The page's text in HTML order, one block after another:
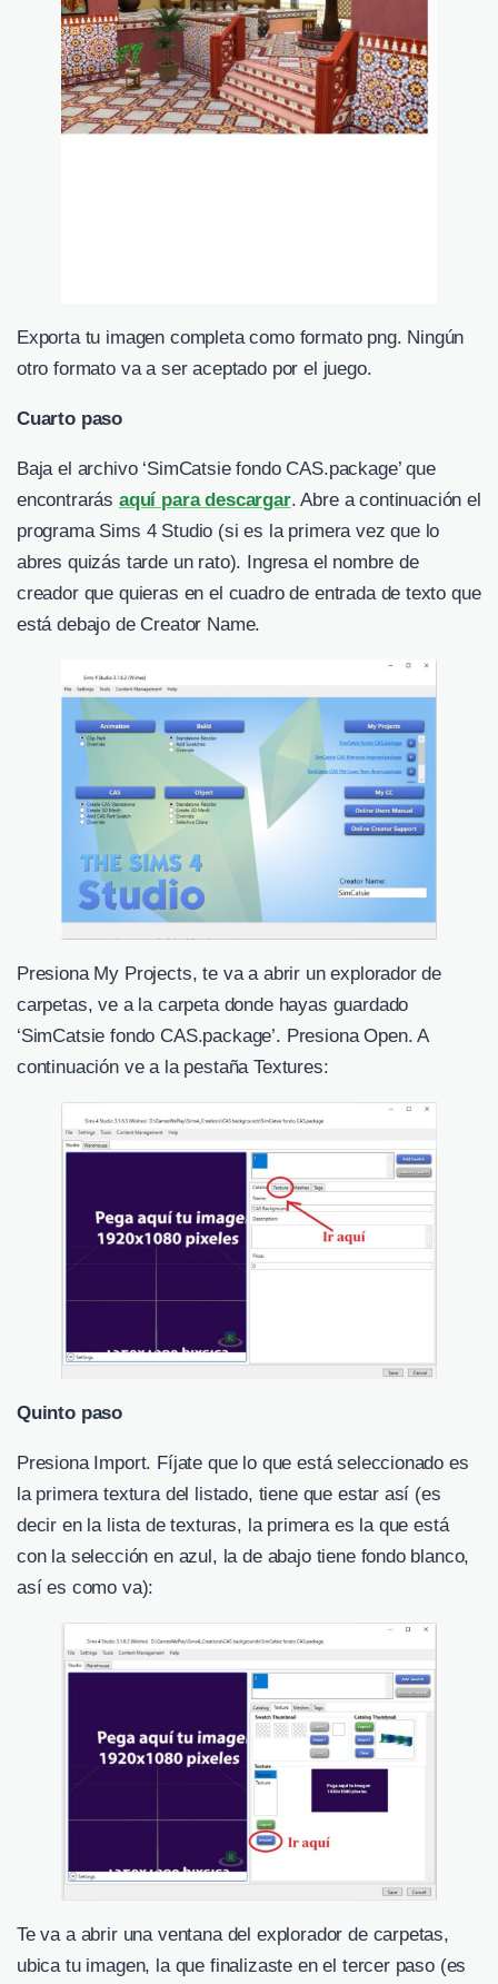
Exporta tu imagen completa como formato png. Ningún
otro formato va a ser aceptado por el juego.
Cuarto paso
Baja el archivo ‘SimCatsie fondo CAS.package’ que
encontrarás aquí para descargar. Abre a continuación el
programa Sims 4 Studio (si es la primera vez que lo
abres quizás tarde un rato). Ingresa el nombre de
creador que quieras en el cuadro de entrada de texto que
está debajo de Creator Name.
Presiona My Projects, te va a abrir un explorador de
carpetas, ve a la carpeta donde hayas guardado
‘SimCatsie fondo CAS.package’. Presiona Open. A
continuación ve a la pestaña Textures:
Quinto paso
Presiona Import. Fíjate que lo que está seleccionado es
la primera textura del listado, tiene que estar así (es
decir en la lista de texturas, la primera es la que está
con la selección en azul, la de abajo tiene fondo blanco,
así es como va):
Te va a abrir una ventana del explorador de carpetas,
ubica tu imagen, la que finalizaste en el tercer paso (es